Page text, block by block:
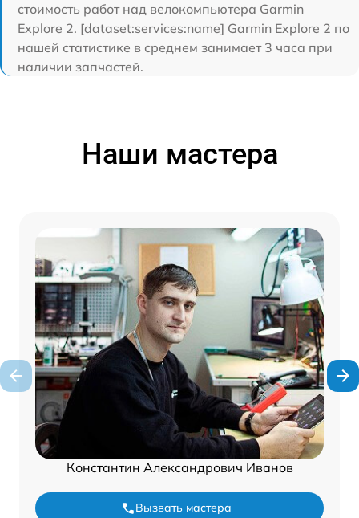
стоимость работ над велокомпьютера Garmin
Explore 2. [dataset:services:name] Garmin Explore 2 по
нашей статистике в среднем занимает 3 часа при
наличии запчастей.
Наши мастера
Константин Александрович Иванов
Вызвать мастера